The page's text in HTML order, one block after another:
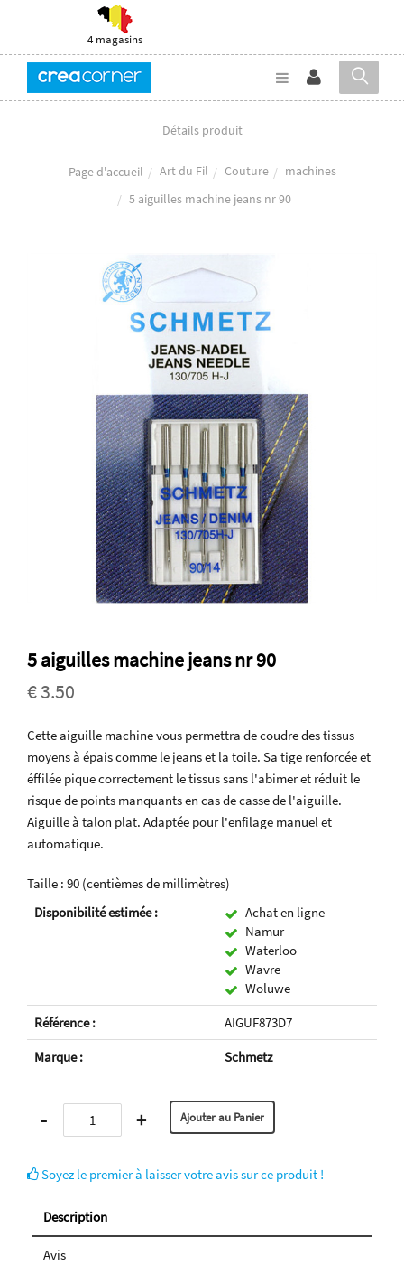
4 magasins
Détails produit
Page d'accueil Art du Fil Couture
machines
5 aiguilles machine jeans nr 90
5 aiguilles machine jeans nr 90
€ 3.50
Cette aiguille machine vous permettra de coudre des tissus
moyens à épais comme le jeans et la toile. Sa tige renforcée et
éffilée pique correctement le tissus sans l'abimer et réduit le
risque de points manquants en cas de casse de l'aiguille.
Aiguille à talon plat. Adaptée pour l'enfilage manuel et
automatique.
Taille : 90 (centièmes de millimètres)
Disponibilité estimée :
Achat en ligne
Namur
Waterloo
Wavre
Woluwe
Référence :
AIGUF873D7
Marque :
Schmetz
- +
Soyez le premier à laisser votre avis sur ce produit !
Description
Avis